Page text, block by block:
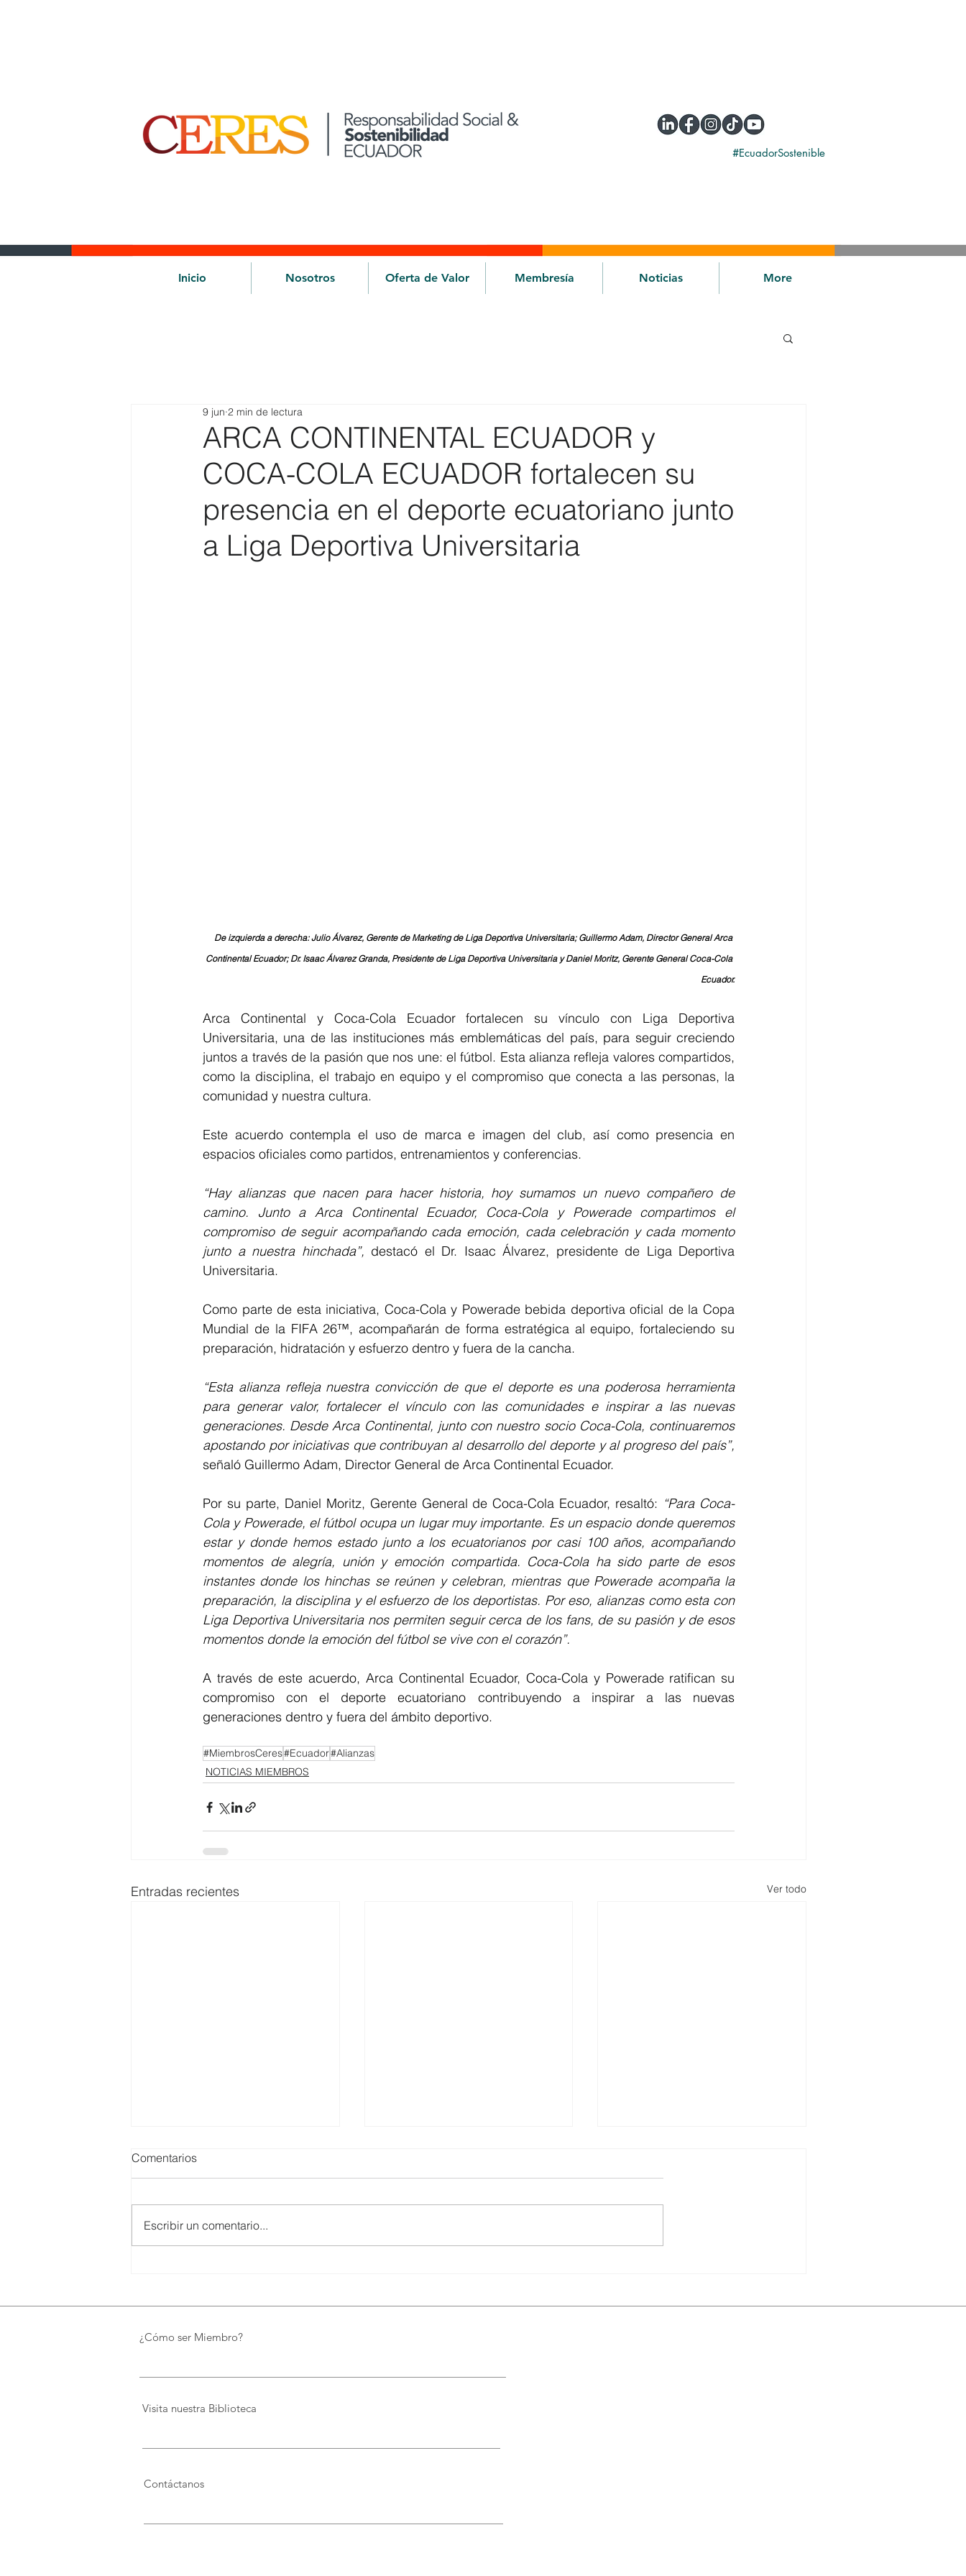
#EcuadorSostenible
Inicio Nosotros Oferta de Valor Membresía Noticias More
ARCA CONTINENTAL ECUADOR y
COCA-COLA ECUADOR fortalecen su
presencia en el deporte ecuatoriano junto
a Liga Deportiva Universitaria
9 jun 2 min de lectura
De izquierda a derecha: Julio Álvarez, Gerente de Marketing de Liga Deportiva Universitaria; Guillermo Adam, Director General Arca
Continental Ecuador; Dr. Isaac Álvarez Granda, Presidente de Liga Deportiva Universitaria y Daniel Moritz, Gerente General Coca-Cola
Ecuador.
Arca Continental y Coca-Cola Ecuador fortalecen su vínculo con Liga Deportiva
Universitaria, una de las instituciones más emblemáticas del país, para seguir creciendo
juntos a través de la pasión que nos une: el fútbol. Esta alianza refleja valores compartidos,
como la disciplina, el trabajo en equipo y el compromiso que conecta a las personas, la
comunidad y nuestra cultura.
Este acuerdo contempla el uso de marca e imagen del club, así como presencia en
espacios oficiales como partidos, entrenamientos y conferencias.
“Hay alianzas que nacen para hacer historia, hoy sumamos un nuevo compañero de
camino. Junto a Arca Continental Ecuador, Coca-Cola y Powerade compartimos el
compromiso de seguir acompañando cada emoción, cada celebración y cada momento
junto a nuestra hinchada”, destacó el Dr. Isaac Álvarez, presidente de Liga Deportiva
Universitaria.
Como parte de esta iniciativa, Coca-Cola y Powerade bebida deportiva oficial de la Copa
Mundial de la FIFA 26™, acompañarán de forma estratégica al equipo, fortaleciendo su
preparación, hidratación y esfuerzo dentro y fuera de la cancha.
“Esta alianza refleja nuestra convicción de que el deporte es una poderosa herramienta
para generar valor, fortalecer el vínculo con las comunidades e inspirar a las nuevas
generaciones. Desde Arca Continental, junto con nuestro socio Coca-Cola, continuaremos
señaló Guillermo Adam, Director General de Arca Continental Ecuador.
Por su parte, Daniel Moritz, Gerente General de Coca-Cola Ecuador, resaltó: “Para Coca-
Cola y Powerade, el fútbol ocupa un lugar muy importante. Es un espacio donde queremos
estar y donde hemos estado junto a los ecuatorianos por casi 100 años, acompañando
momentos de alegría, unión y emoción compartida. Coca-Cola ha sido parte de esos
instantes donde los hinchas se reúnen y celebran, mientras que Powerade acompaña la
preparación, la disciplina y el esfuerzo de los deportistas. Por eso, alianzas como esta con
Liga Deportiva Universitaria nos permiten seguir cerca de los fans, de su pasión y de esos
momentos donde la emoción del fútbol se vive con el corazón”.
A través de este acuerdo, Arca Continental Ecuador, Coca-Cola y Powerade ratifican su
compromiso con el deporte ecuatoriano contribuyendo a inspirar a las nuevas
generaciones dentro y fuera del ámbito deportivo.
#MiembrosCeres#Ecuador#Alianzas
NOTICIAS MIEMBROS
Entradas recientes Ver todo
Comentarios
Escribir un comentario...
¿Cómo ser Miembro?
Visita nuestra Biblioteca
Contáctanos